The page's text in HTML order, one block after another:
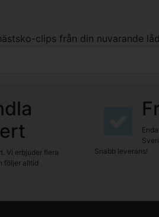
clips från din nuvarande
Vi erbjuder flera
följer alltid
Snabb leverans!